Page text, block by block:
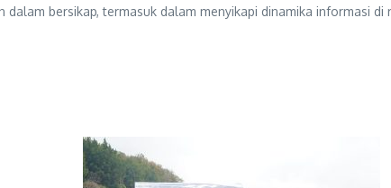
bersikap, termasuk dalam menyikapi dinamika informasi di